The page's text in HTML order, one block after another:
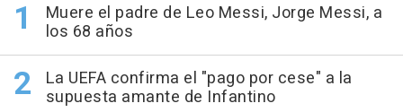
Muere el padre de Leo Messi, Jorge Messi, a
los 68 años
La UEFA confirma el "pago por cese" a la
supuesta amante de Infantino